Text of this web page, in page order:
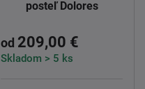
posteľ Dolores
od 209,00 €
Skladom > 5 ks